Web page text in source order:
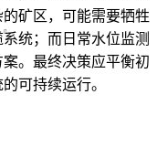
矿区，可能需要牺牲
系统；而日常水位监测
。最终决策应平衡初
可持续运行。